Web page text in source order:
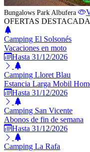
Bungalows Park Albufera
OFERTAS
Camping El Solsonés
Vacaciones en moto
Hasta 31/12/2026
Camping Lloret Blau
Estancia Larga Mobil
Hasta 31/12/2026
Camping San Vicente
Abonos de fin de semana
Hasta 31/12/2026
Camping La Rafa